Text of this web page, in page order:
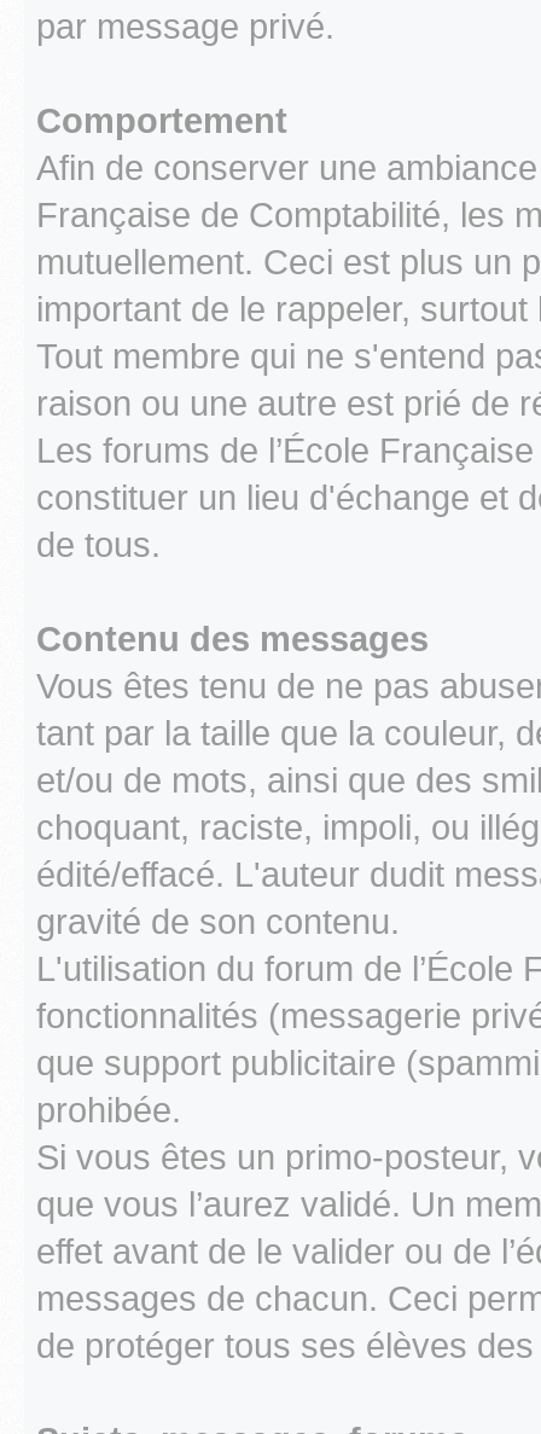
par message privé.
Comportement
Afin de conserver une
Française de Comptabilité, les
mutuellement. Ceci est plus un
important de le rappeler,
Tout membre qui ne s'entend
raison ou une autre est prié de
Les forums de l’École
constituer un lieu d'échange et
de tous.
Contenu des messages
Vous êtes tenu de ne pas
tant par la taille que la couleur,
et/ou de mots, ainsi que des
choquant, raciste, impoli, ou
édité/effacé. L'auteur dudit
gravité de son contenu.
L'utilisation du forum de
fonctionnalités (messagerie
que support publicitaire
prohibée.
Si vous êtes un primo-posteur,
que vous l’aurez validé. Un
effet avant de le valider ou de
messages de chacun. Ceci
de protéger tous ses élèves